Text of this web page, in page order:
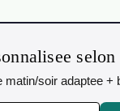
soir adaptee